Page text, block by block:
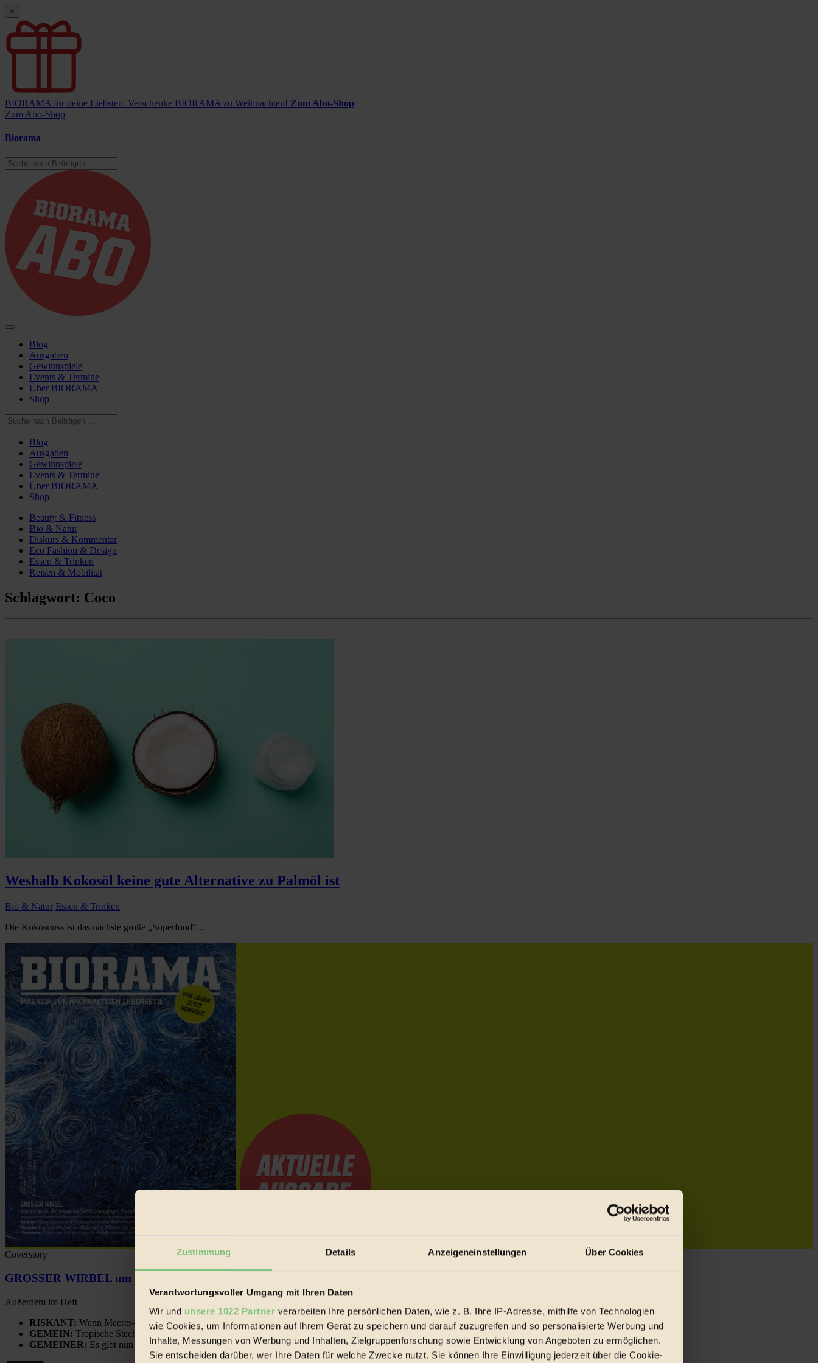
Zustimmung Details Anzeigeneinstellungen Über Cookies
Verantwortungsvoller Umgang mit Ihren Daten
Wir und unsere 1022 Partner verarbeiten Ihre persönlichen Daten, wie z. B. Ihre IP-Adresse, mithilfe von Technologien
wie Cookies, um Informationen auf Ihrem Gerät zu speichern und darauf zuzugreifen und so personalisierte Werbung und
Inhalte, Messungen von Werbung und Inhalten, Zielgruppenforschung sowie Entwicklung von Angeboten zu ermöglichen.
Sie entscheiden darüber, wer Ihre Daten für welche Zwecke nutzt. Sie können Ihre Einwilligung jederzeit über die Cookie-
×
BIORAMA für deine Liebsten. Verschenke BIORAMA zu Weihnachten! Zum Abo-Shop
Zum Abo-Shop
Biorama
Blog
Ausgaben
Gewinnspiele
Events & Termine
Über BIORAMA
Shop
Blog
Ausgaben
Gewinnspiele
Events & Termine
Über BIORAMA
Shop
Beauty & Fitness
Bio & Natur
Diskurs & Kommentar
Eco Fashion & Design
Essen & Trinken
Reisen & Mobilität
Schlagwort: Coco
Weshalb Kokosöl keine gute Alternative zu Palmöl ist
Bio & Natur Essen & Trinken
Die Kokosnuss ist das nächste große „Superfood“...
Coverstory
GROSSER WIRBEL um Versuche, den Ozean und seine Bewegungen festzuhalten.
Außerdem im Heft
RISKANT: Wenn Meeres- und Wildvögel im Freilandhühnerbetrieb vorbeischauen.
GEMEIN: Tropische Stechmücken fühlen sich in Mitteleuropa inziwschen oft zu Hause.
GEMEINER: Es gibt nun Weinflaschen, die nach Entleerung voll wieder zu dir zurückkommen.